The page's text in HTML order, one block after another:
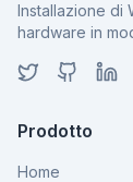
Installazione di
hardware in
Prodotto
Home